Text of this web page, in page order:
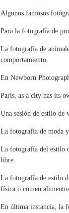
Algunos famosos
Para la fotografía de
La fotografía de
comportamiento.
En Newborn
Paris, as a city has its
Una sesión de estilo de
La fotografía de moda
La fotografía del estilo
libre.
La fotografía de estilo
física o comen
En última instancia, la